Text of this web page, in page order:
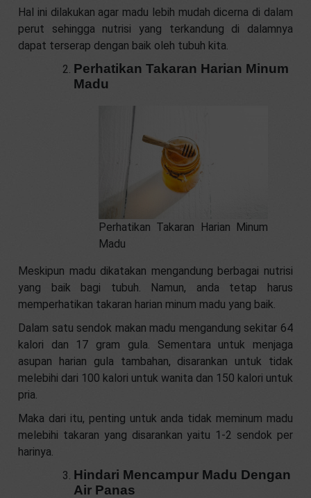
Hal ini dilakukan agar madu lebih mudah dicerna di dalam
perut sehingga nutrisi yang terkandung di dalamnya
dapat terserap dengan baik oleh tubuh kita.
Perhatikan Takaran Harian Minum
Madu
Perhatikan Takaran Harian Minum
Madu
Meskipun madu dikatakan mengandung berbagai nutrisi
yang baik bagi tubuh. Namun, anda tetap harus
memperhatikan takaran harian minum madu yang baik.
Dalam satu sendok makan madu mengandung sekitar 64
kalori dan 17 gram gula. Sementara untuk menjaga
asupan harian gula tambahan, disarankan untuk tidak
melebihi dari 100 kalori untuk wanita dan 150 kalori untuk
pria.
Maka dari itu, penting untuk anda tidak meminum madu
melebihi takaran yang disarankan yaitu 1-2 sendok per
harinya.
Hindari Mencampur Madu Dengan
Air Panas